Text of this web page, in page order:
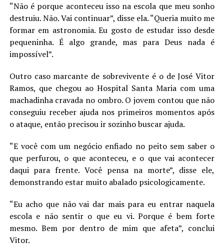
“Não é porque aconteceu isso na escola que meu sonho
destruiu. Não. Vai continuar”, disse ela. “Queria muito me
formar em astronomia. Eu gosto de estudar isso desde
pequeninha. É algo grande, mas para Deus nada é
impossível”.
Outro caso marcante de sobrevivente é o de José Vitor
Ramos, que chegou ao Hospital Santa Maria com uma
machadinha cravada no ombro. O jovem contou que não
conseguiu receber ajuda nos primeiros momentos após
o ataque, então precisou ir sozinho buscar ajuda.
“E você com um negócio enfiado no peito sem saber o
que perfurou, o que aconteceu, e o que vai acontecer
daqui para frente. Você pensa na morte”, disse ele,
demonstrando estar muito abalado psicologicamente.
“Eu acho que não vai dar mais para eu entrar naquela
escola e não sentir o que eu vi. Porque é bem forte
mesmo. Bem por dentro de mim que afeta”, conclui
Vitor.